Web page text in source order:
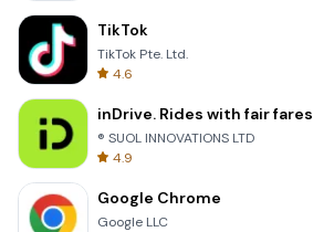
TikTok
TikTok Pte. Ltd.
4.6
inDrive. Rides with fair fares
® SUOL INNOVATIONS LTD
4.9
Google Chrome
Google LLC